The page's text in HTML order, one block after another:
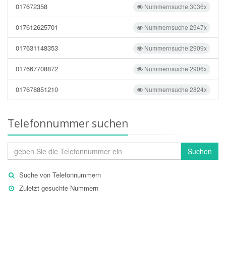
Nummernsuche 3036x
017672358
Nummernsuche 2947x
017612625701
Nummernsuche 2909x
017631148353
Nummernsuche 2906x
017667708872
Nummernsuche 2824x
017678851210
Telefonnummer suchen
Suchen
Suche von Telefonnummern
Zuletzt gesuchte Nummern